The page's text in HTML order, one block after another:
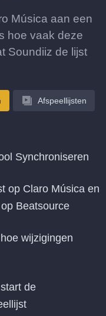
Música aan een
hoe vaak deze
Soundiiz de lijst
Afspeellijsten
Synchroniseren
op Claro Música en
Beatsource
wijzigingen
de